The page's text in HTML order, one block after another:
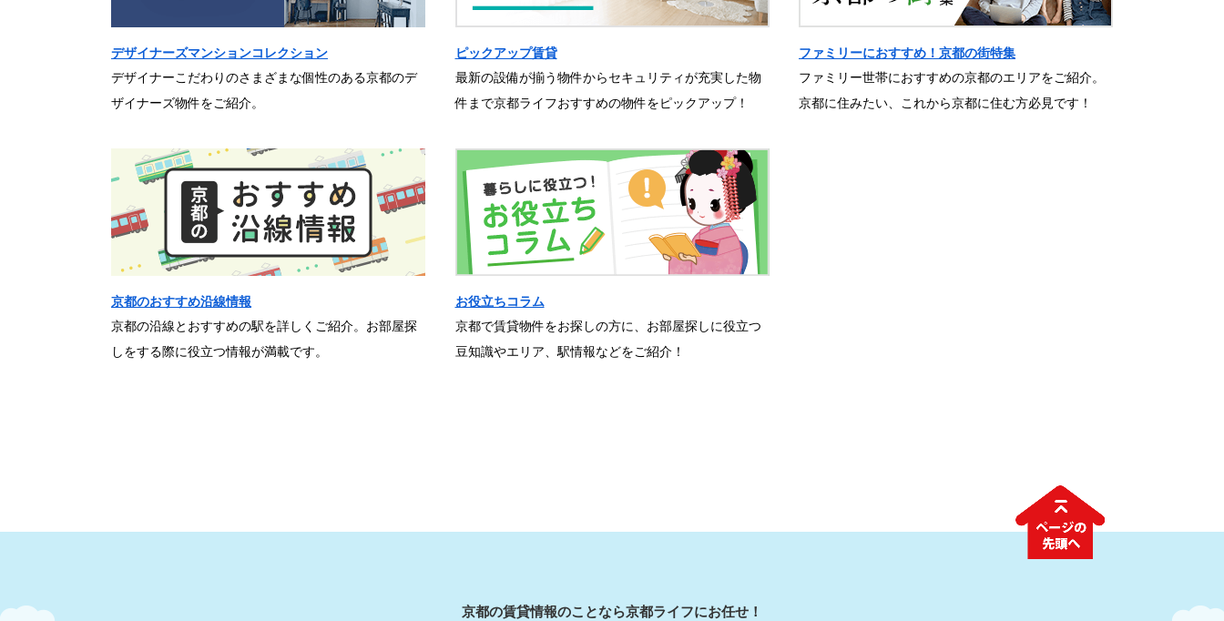
デザイナーズマンションコレクション
デザイナーこだわりのさまざまな個性のある京都のデ
ザイナーズ物件をご紹介。
ピックアップ賃貸
最新の設備が揃う物件からセキュリティが充実した物
件まで京都ライフおすすめの物件をピックアップ！
ファミリーにおすすめ！京都の街特集
ファミリー世帯におすすめの京都のエリアをご紹介。
京都に住みたい、これから京都に住む方必見です！
京都のおすすめ沿線情報
京都の沿線とおすすめの駅を詳しくご紹介。お部屋探
しをする際に役立つ情報が満載です。
お役立ちコラム
京都で賃貸物件をお探しの方に、お部屋探しに役立つ
豆知識やエリア、駅情報などをご紹介！
京都の賃貸情報のことなら京都ライフにお任せ！